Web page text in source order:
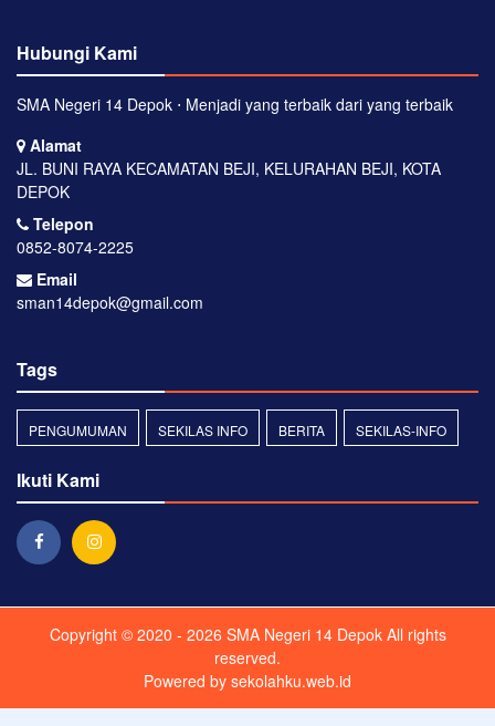
Hubungi Kami
SMA Negeri 14 Depok ⋅ Menjadi yang terbaik dari yang terbaik
Alamat
JL. BUNI RAYA KECAMATAN BEJI, KELURAHAN BEJI, KOTA
DEPOK
Telepon
0852-8074-2225
Email
sman14depok@gmail.com
Tags
PENGUMUMAN SEKILAS INFO BERITA SEKILAS-INFO
Ikuti Kami
Copyright © 2020 - 2026 SMA Negeri 14 DepokAll rights
reserved.
Powered by sekolahku.web.id